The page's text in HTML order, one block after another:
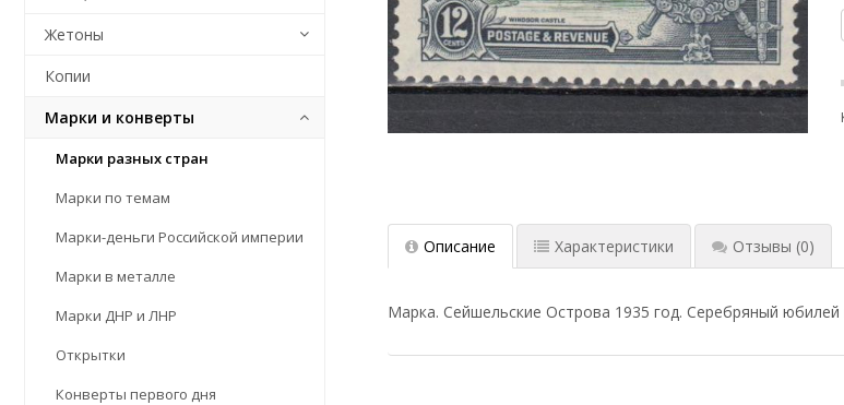
Описание Характеристики Отзывы (0)
Марка. Сейшельские Острова 1935 год. Серебряный юбилей
Жетоны
Копии
Марки и конверты
Марки разных стран
Марки по темам
Марки-деньги Российской империи
Марки в металле
Марки ДНР и ЛНР
Открытки
Конверты первого дня